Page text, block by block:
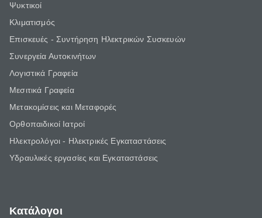
Ψυκτικοί
Κλιματισμός
Επισκευές - Συντήρηση Ηλεκτρικών Συσκευών
Συνεργεία Αυτοκινήτων
Λογιστικά Γραφεία
Μεσιτικά Γραφεία
Μετακομίσεις και Μεταφορές
Ορθοπαιδικοί Ιατροί
Ηλεκτρολόγοι - Ηλεκτρικές Εγκαταστάσεις
Υδραυλικές εργασίες και Εγκαταστάσεις
Κατάλογοι